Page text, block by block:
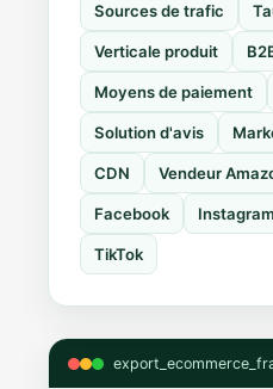
Sources de trafic
Verticale produit
Moyens de paiement
Solution d'avis
CDN Vendeur
Facebook Instagram
TikTok